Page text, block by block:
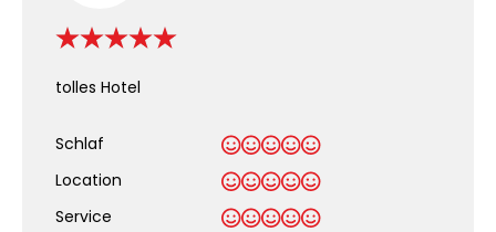
tolles Hotel
Schlaf
Location
Service